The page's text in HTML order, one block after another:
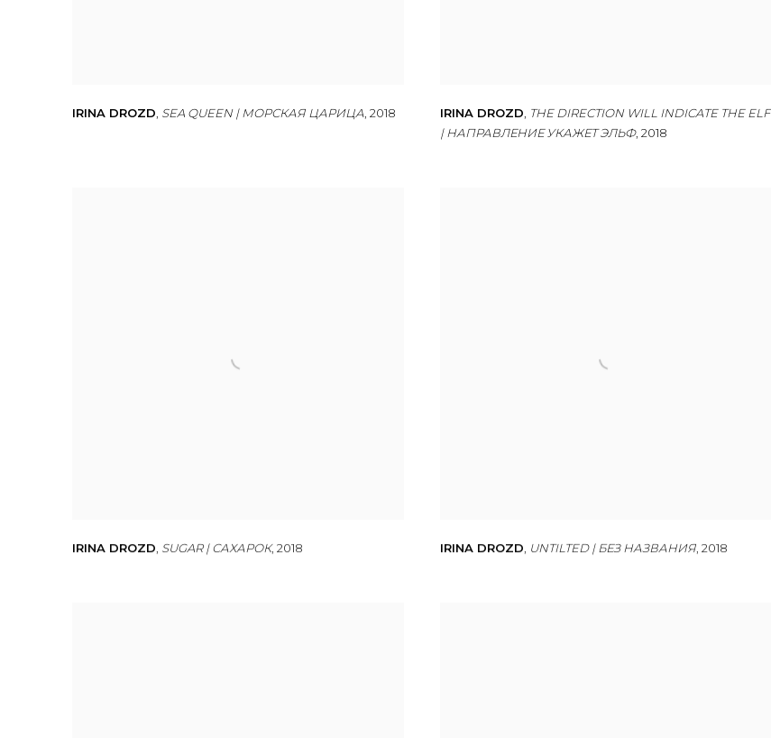
IRINA DROZD SEA QUEEN | МОРСКАЯ ЦАРИЦА 2018 IRINA DROZD THE DIRECTION WILL INDICATE THE ELF
| НАПРАВЛЕНИЕ УКАЖЕТ ЭЛЬФ, 2018
IRINA DROZD SUGAR | САХАРОК, 2018 IRINA DROZD UNTILTED | БЕЗ НАЗВАНИЯ, 2018